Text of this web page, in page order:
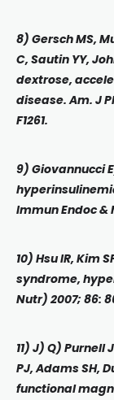
8) Gersch MS,
C, Sautin YY,
dextrose,
disease. Am. J
F1261.
9) Giovannucci
Immun Endoc &
10) Hsu IR, Kim
syndrome,
Nutr) 2007; 86:
11) J) Q) Purnell
PJ, Adams SH,
functional